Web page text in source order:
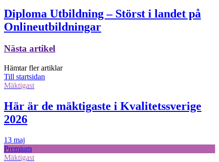
Diploma Utbildning – Störst i landet på
Onlineutbildningar
Nästa artikel
Hämtar fler artiklar
Till startsidan
Mäktigast
Här är de mäktigaste i Kvalitetssverige
2026
13 maj
Premium
Mäktigast